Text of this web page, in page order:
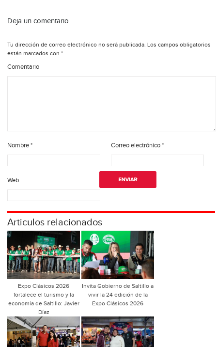
Deja un comentario
Tu dirección de correo electrónico no será publicada. Los campos obligatorios
están marcados con *
Comentario
Nombre* Correo electrónico*
Web
Articulos relacionados
Expo Clásicos 2026
fortalece el turismo y la
economía de Saltillo: Javier
Díaz
Invita Gobierno de Saltillo a
vivir la 24 edición de la
Expo Clásicos 2026